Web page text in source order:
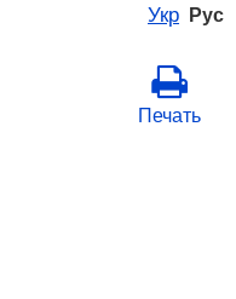
Укр Рус
Печать